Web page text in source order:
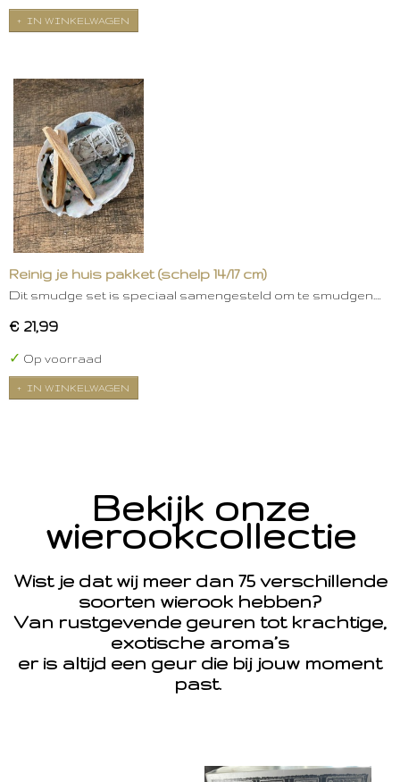
IN WINKELWAGEN
Reinig je huis pakket (schelp 14/17 cm)
Dit smudge set is speciaal samengesteld om te smudgen.…
€ 21,99
✓ Op voorraad
IN WINKELWAGEN
Bekijk onze
wierookcollectie
Wist je dat wij meer dan 75 verschillende
soorten wierook hebben?
Van rustgevende geuren tot krachtige,
exotische aroma’s
er is altijd een geur die bij jouw moment
past.